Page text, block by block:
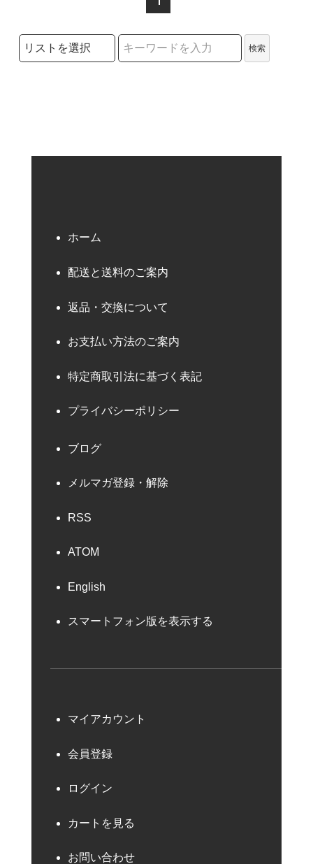
検索リストの選択
検索
ホーム
配送と送料のご案内
返品・交換について
お支払い方法のご案内
特定商取引法に基づく表記
プライバシーポリシー
ブログ
メルマガ登録・解除
RSS
ATOM
English
スマートフォン版を表示する
マイアカウント
会員登録
ログイン
カートを見る
お問い合わせ